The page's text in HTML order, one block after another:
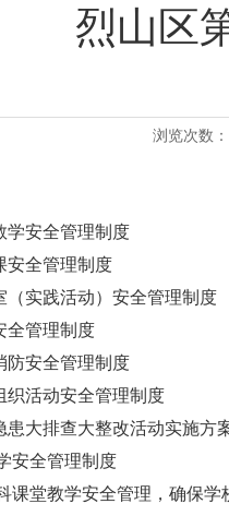
烈山区
浏览次数：
学安全管理制度
安全管理制度
（实践活动）安全管理制度
全管理制度
防安全管理制度
织活动安全管理制度
患大排查大整改活动实施方
安全管理制度
课堂教学安全管理，确保